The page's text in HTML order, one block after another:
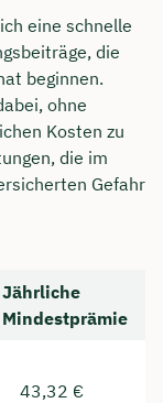
eine schnelle
die
beginnen.
ohne
Kosten zu
die im
Gefahr
Jährliche
Mindestprämie
43,32 €